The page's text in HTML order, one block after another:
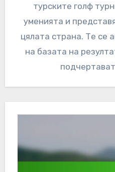
турските голф
уменията и
цялата страна. Те се
на базата на